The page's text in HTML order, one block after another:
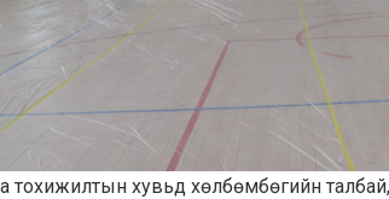
тохижилтын хувьд хөлбөмбөгийн